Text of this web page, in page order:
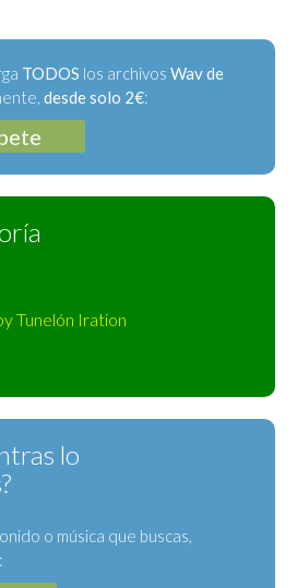
TODOS los archivos Wav de
desde solo 2€:
Tunelón Iration
lo
o música que buscas,